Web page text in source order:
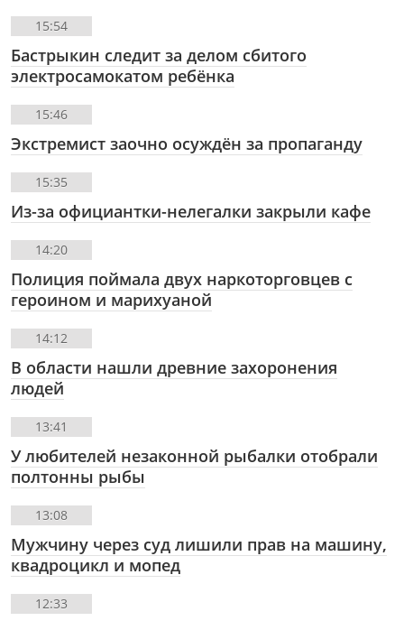
15:54
Бастрыкин следит за делом сбитого
электросамокатом ребёнка
15:46
Экстремист заочно осуждён за пропаганду
15:35
Из-за официантки-нелегалки закрыли кафе
14:20
Полиция поймала двух наркоторговцев с
героином и марихуаной
14:12
В области нашли древние захоронения
людей
13:41
У любителей незаконной рыбалки отобрали
полтонны рыбы
13:08
Мужчину через суд лишили прав на машину,
квадроцикл и мопед
12:33